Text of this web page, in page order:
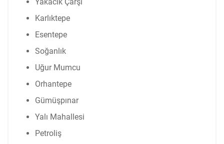
Yakacık Çarşı
Karlıktepe
Esentepe
Soğanlık
Uğur Mumcu
Orhantepe
Gümüşpınar
Yalı Mahallesi
Petroliş